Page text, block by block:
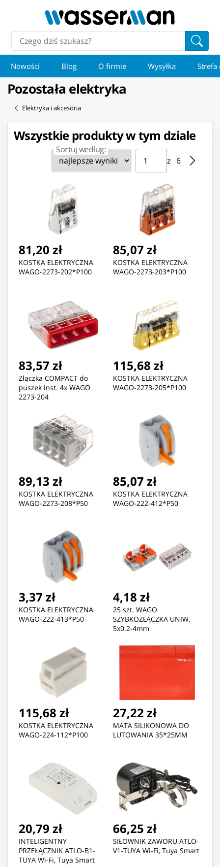
Nowości Blog O firmie Wysyłka Strefa
Pozostała elektryka
Elektryka i akcesoria
Wszystkie produkty w tym dziale
Sortuj według: Strona ⁨1⁩ z ⁨6⁩
z ⁨6⁩
Przejdź do strony
81,20 zł
KOSTKA ELEKTRYCZNA
WAGO-2273-202*P100
85,07 zł
KOSTKA ELEKTRYCZNA
WAGO-2273-203*P100
83,57 zł
Złączka COMPACT do
puszek inst. 4x WAGO
2273-204
115,68 zł
KOSTKA ELEKTRYCZNA
WAGO-2273-205*P100
89,13 zł
KOSTKA ELEKTRYCZNA
WAGO-2273-208*P50
85,07 zł
KOSTKA ELEKTRYCZNA
WAGO-222-412*P50
3,37 zł
KOSTKA ELEKTRYCZNA
WAGO-222-413*P50
4,18 zł
25 szt. WAGO
SZYBKOZŁĄCZKA UNIW.
5x0.2-4mm
115,68 zł
KOSTKA ELEKTRYCZNA
WAGO-224-112*P100
27,22 zł
MATA SILIKONOWA DO
LUTOWANIA 35*25MM
20,79 zł
INTELIGENTNY
PRZEŁĄCZNIK ATLO-B1-
TUYA Wi-Fi, Tuya Smart
66,25 zł
SIŁOWNIK ZAWORU ATLO-
V1-TUYA Wi-Fi, Tuya Smart